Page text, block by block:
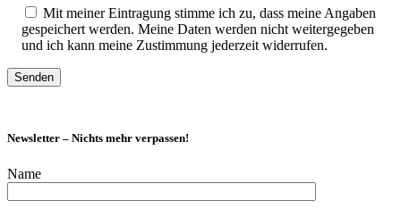
Mit meiner Eintragung stimme ich zu, dass meine Angaben
gespeichert werden. Meine Daten werden nicht weitergegeben
und ich kann meine Zustimmung jederzeit widerrufen.
Newsletter – Nichts mehr verpassen!
Name